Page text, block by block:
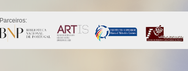
Parceiros: